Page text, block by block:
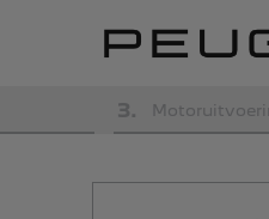
3.